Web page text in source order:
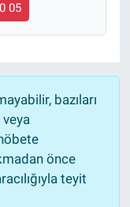
05
bazıları
önce
teyit